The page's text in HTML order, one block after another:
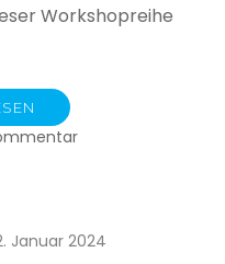
Workshopreihe
zu
Produktion
Januar 2024